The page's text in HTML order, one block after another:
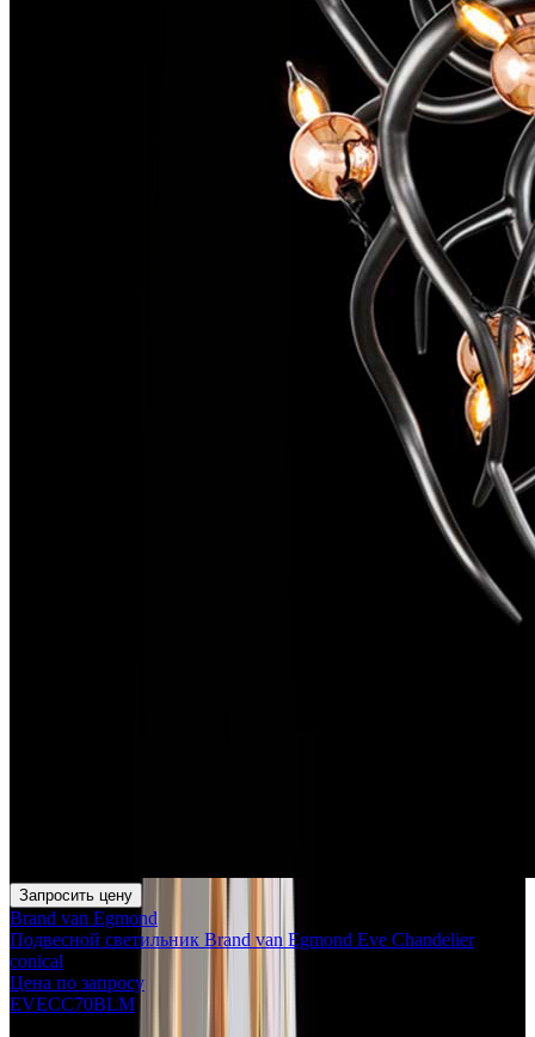
Запросить цену
Brand van Egmond
Подвесной светильник Brand van Egmond Eve Chandelier
conical
Цена по запросу
EVECC70BLM